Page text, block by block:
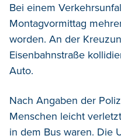
Bei einem
Montagvormittag
worden. An der
Eisenbahnstraße
Auto.
Nach Angaben der
Menschen leicht
in dem Bus waren. Die